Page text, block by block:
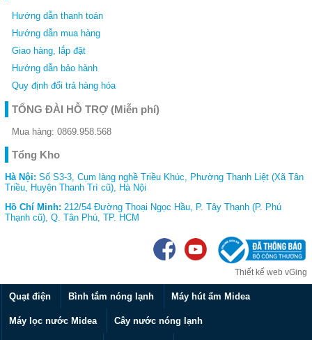
Đồ
gia
dụng
Thiết
bị
nhà
bếp
Hướng dẫn thanh toán
Hướng dẫn mua hàng
Giao hàng, lắp đặt
Hướng dẫn bảo hành
Quy định đổi trả hàng hóa
TỔNG ĐÀI HỖ TRỢ (Miễn phí)
Mua hàng: 0869.958.568
Tổng Kho
Hà Nội: Số S3-3, Cụm làng nghề Triều Khúc, Phường Thanh Liệt (Xã Tân
Triều, Huyện Thanh Trì cũ), Hà Nội
Hồ Chí Minh: 212/54 Đường Thoại Ngọc Hầu, P. Tây Thạnh (P. Phú
Thạnh cũ), Q. Tân Phú, TP. HCM
Thiết kế web vGing
Quạt điện Bình tắm nóng lạnh Máy hút ẩm Midea
Máy lọc nước Midea Cây nước nóng lạnh